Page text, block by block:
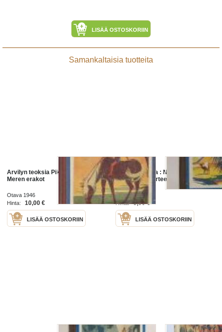
LISÄÄ OSTOSKORIIN
Samankaltaisia tuotteita
Arvilyn teoksia Pikku Veikko,
Meren erakot
Otava 1946
Hinta:
10,00 €
LISÄÄ OSTOSKORIIN
Arvilyn teoksia : Niilin rannan
salaisuus - Aarteenetsijät
Otava 1948
Hinta:
5,00 €
LISÄÄ OSTOSKORIIN